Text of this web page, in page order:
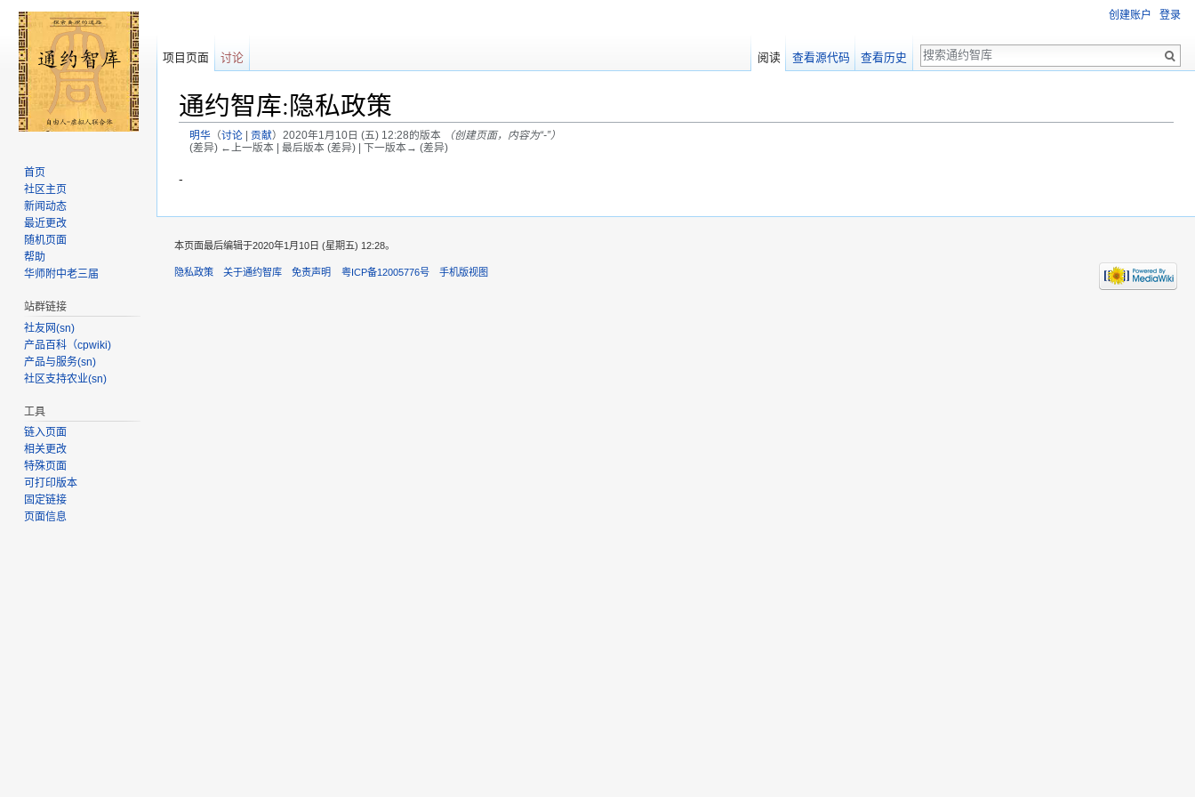
通约智库:隐私政策
明华（讨论| 贡献） 2020年1月10日 (五) 12:28的版本
（创建页面，内容为“-”）
(差异) ←上一版本 | 最后版本 (差异) | 下一版本→ (差异)
-
创建账户 登录
项目页面 讨论 阅读 查看源代码 查看历史
搜
索
首页
社区主页
新闻动态
最近更改
随机页面
帮助
华师附中老三届
站群链接
社友网(sn)
产品百科（cpwiki)
产品与服务(sn)
社区支持农业(sn)
工具
链入页面
相关更改
特殊页面
可打印版本
固定链接
页面信息
本页面最后编辑于2020年1月10日 (星期五) 12:28。
隐私政策 关于通约智库 免责声明 粤ICP备12005776号 手机版视图